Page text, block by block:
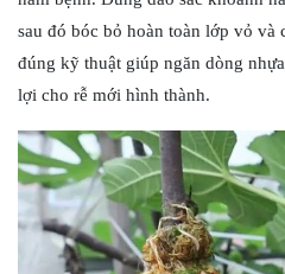
sau đó bóc bỏ hoàn toàn lớp vỏ và
đúng kỹ thuật giúp ngăn dòng
lợi cho rễ mới hình thành.